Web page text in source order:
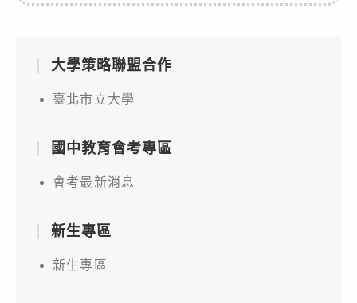
大學策略聯盟合作
臺北市立大學
國中教育會考專區
會考最新消息
新生專區
新生專區